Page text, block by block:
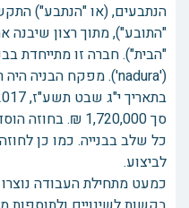
הנתבעים, (או "הנתבע")
"התובע"), מתוך רצון שיבנה
"הבית"). חברה זו מתייחדת
('nadura'). מפקח הבניה היה רפי (להלן: "המפקח").
סך 1,720,000 ₪.
כל שלב בבנייה. כמו כן
לביצוע.
כמעט מתחילת העבודה